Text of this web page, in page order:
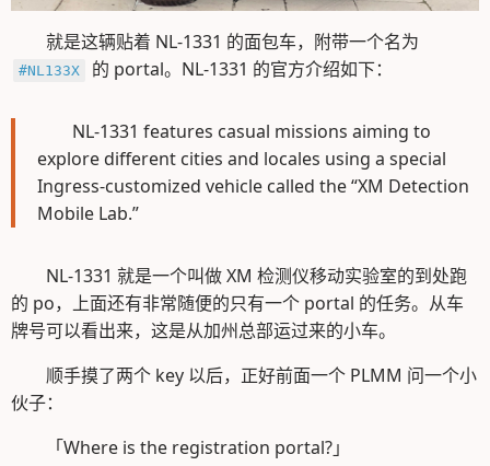
就是这辆贴着 NL-1331 的面包车，附带一个名为
#NL133X 的 portal。NL-1331 的官方介绍如下：
NL-1331 features casual missions aiming to
explore different cities and locales using a special
Ingress-customized vehicle called the “XM Detection
Mobile Lab.”
NL-1331 就是一个叫做 XM 检测仪移动实验室的到处跑
的 po，上面还有非常随便的只有一个 portal 的任务。从车
牌号可以看出来，这是从加州总部运过来的小车。
顺手摸了两个 key 以后，正好前面一个 PLMM 问一个小
伙子：
「Where is the registration portal?」